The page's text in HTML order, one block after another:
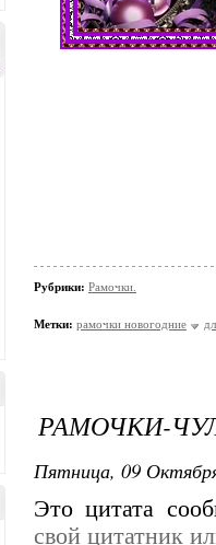
Рубрики: Рамочки.
Метки: рамочки новогодние
РАМОЧКИ-
Пятница, 09
Это цитата
свой цитатник